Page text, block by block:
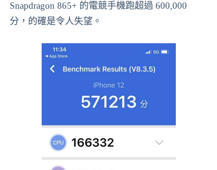
Snapdragon 865+ 的電競手機跑超過 600,000
分，的確是令人失望。